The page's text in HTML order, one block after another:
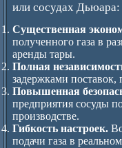
или сосудах Дьюара:
Существенная
полученного газа в
аренды тары.
Полная
задержками
Повышенная
предприятия сосуды
производстве.
Гибкость настроек.
подачи газа в